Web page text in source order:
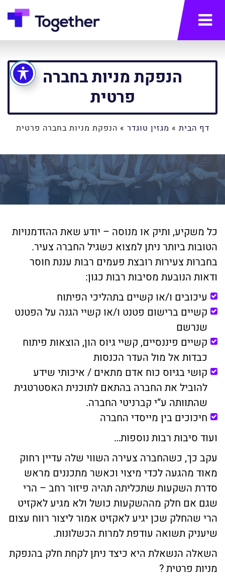
תפריט
הנפקת מניות בחברה
פרטית
דף הבית » מגזין טוגדר » הנפקת מניות בחברה פרטית
כל משקיע, ותיק או מנוסה – יודע שאת ההזדמנויות
הטובות ביותר ניתן למצוא כשגיל החברה צעיר.
בחברות צעירות רובצת פעמים רבות עננת חוסר
ודאות הנובעת מסיבות רבות כגון:
עיכובים ו/או קשיים בתהליכי הפיתוח
קשיים ברישום פטנט ו/או קשיי הגנה על הפטנט
שנרשם
קשיים פיננסיים, קשיי גיוס הון, הוצאות פיתוח
כבדות אל מול העדר הכנסות
קושי בגיוס כוח אדם מתאים / איכותי שידע
להוביל את החברה בהתאם לתוכנית האסטרטגית
שהתוותה ע”י קברניטי החברה.
חיכוכים בין מייסדי החברה
ועוד סיבות רבות נוספות…
עקב כך, כשהחברה צעירה השווי שלה עדיין רחוק
מאוד מהגעה לכדי מיצוי וכאשר מתכננים מראש
סדרת השקעות שתכליתה תהיה פיזור רחב – הרי
שגם אם חלק מההשקעות כושל ולא מגיע לאקזיט
הרי שהחלק שכן יגיע לאקזיט אמור ליצור רווח עצום
שיעניק תשואה עודפת למרות הכשלונות.
השאלה הנשאלת היא כיצד ניתן לקחת חלק בהנפקת
מניות פרטית ?